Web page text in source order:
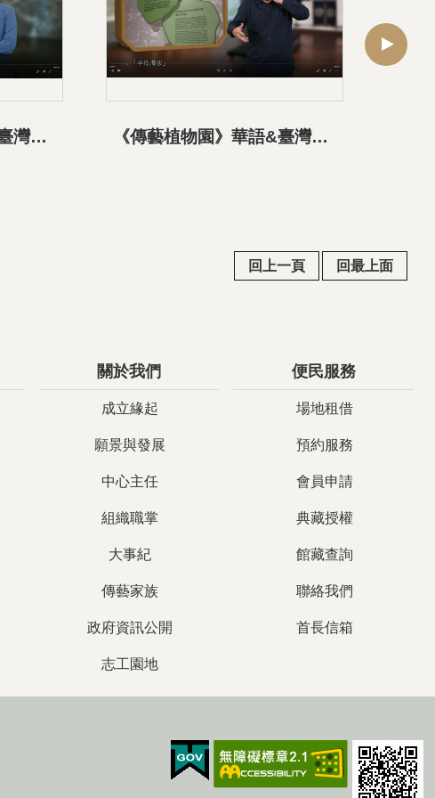
《傳藝植物園》華語&臺灣手語導覽影片-02生命之樹展區 《傳藝植物園》華語&臺灣手語導覽影片-03中高、中低海拔及水岸、海岸植物區
回上一頁 回最上面
關於我們
成立緣起
願景與發展
中心主任
組織職掌
大事紀
傳藝家族
政府資訊公開
志工園地
便民服務
場地租借
預約服務
會員申請
典藏授權
館藏查詢
聯絡我們
首長信箱